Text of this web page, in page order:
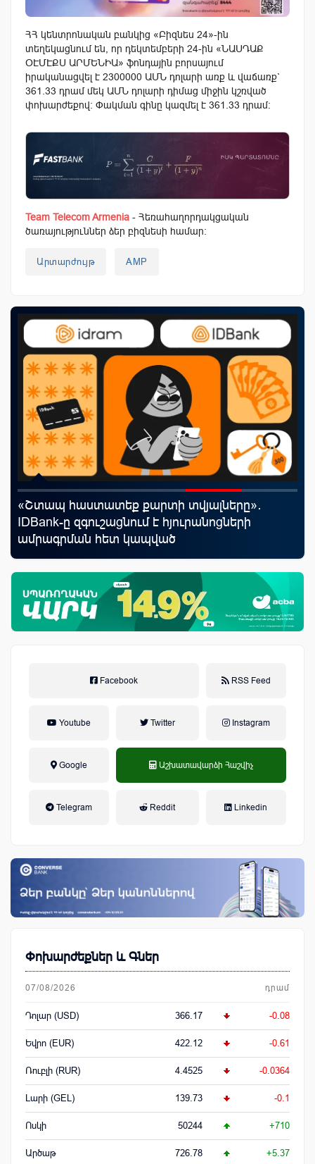
ՀՀ կենտրոնական բանկից «Բիզնես 24»-ին
տեղեկացնում են, որ դեկտեմբերի 24-ին «ՆԱՍԴԱՔ
ՕԷՄԷՔՍ ԱՐՄԵՆԻԱ» ֆոնդային բորսայում
իրականացվել է 2300000 ԱՄՆ դոլարի առք և վաճառք`
361.33 դրամ մեկ ԱՄՆ դոլարի դիմաց միջին կշռված
փոխարժեքով: Փակման գինը կազմել է 361.33 դրամ:
Team Telecom Armenia - Հեռահաղորդակցական
ծառայություններ ձեր բիզնեսի համար:
Արտարժույթ AMP
«Շտապ հաստատեք քարտի տվյալները»․
IDBank-ը զգուշացնում է հյուրանոցների
ամրագրման հետ կապված
զեղծարարությունների մասին
Facebook RSS Feed
Youtube Twitter Instagram
Google Աշխատավարձի Հաշվիչ
Telegram Reddit Linkedin
Փոխարժեքներ և Գներ
07/08/2026 դրամ
Դոլար (USD) 366.17 -0.08
Եվրո (EUR) 422.12 -0.61
Ռուբլի (RUR) 4.4525 -0.0364
Լարի (GEL) 139.73 -0.1
Ոսկի 50244 +710
Արծաթ 726.78 +5.37